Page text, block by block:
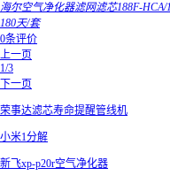
海尔空气净化器滤网滤芯188F-HCA/
180天/套
0条评价
上一页
1/3
下一页
荣事达滤芯寿命提醒管线机
小米1分解
新飞xp-p20r空气净化器